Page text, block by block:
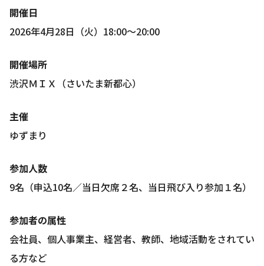
開催日
2026年4月28日（火）18:00～20:00
開催場所
渋沢ＭＩＸ（さいたま新都心）
主催
ゆずまり
参加人数
9名（申込10名／当日欠席２名、当日飛び入り参加１名）
参加者の属性
会社員、個人事業主、経営者、教師、地域活動をされてい
る方など